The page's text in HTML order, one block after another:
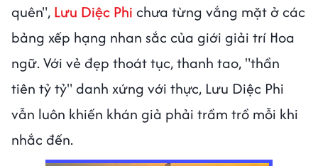
quên", Lưu Diệc Phi chưa từng vắng mặt ở các
bảng xếp hạng nhan sắc của giới giải trí Hoa
ngữ. Với vẻ đẹp thoát tục, thanh tao, "thần
tiên tỷ tỷ" danh xứng với thực, Lưu Diệc Phi
vẫn luôn khiến khán giả phải trầm trồ mỗi khi
nhắc đến.